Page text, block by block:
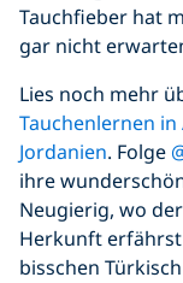
Tauchfieber hat
gar nicht
Lies noch mehr
Tauchenlernen in
Jordanien. Folge
ihre
Neugierig, wo
Herkunft erfährst
bisschen